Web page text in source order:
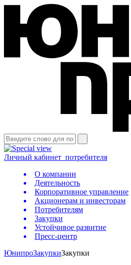
Личный кабинет потребителя
О компании
Деятельность
Корпоративное управление
Акционерам и инвесторам
Потребителям
Закупки
Устойчивое развитие
Пресс-центр
ЮнипроЗакупкиЗакупки